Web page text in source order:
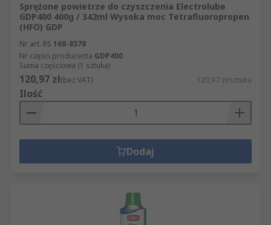
Sprężone powietrze do czyszczenia Electrolube
GDP400 400g / 342ml Wysoka moc Tetrafluoropropen
(HFO) GDP
Nr art. RS 168-8578
Nr części producenta GDP400
Suma częściowa (1 sztuka)
120,97 zł(bez VAT) 120,97 zł/sztuka
Ilość
Dodaj